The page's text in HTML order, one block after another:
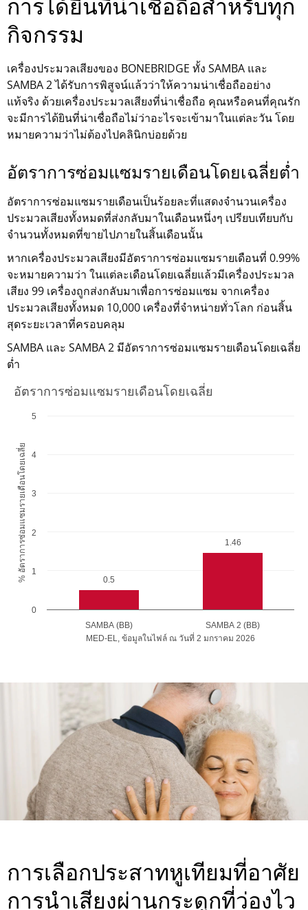
การได้ยินที่น่าเชื่อถือสำหรับทุก
กิจกรรม
เครื่องประมวลเสียงของ BONEBRIDGE ทั้ง SAMBA และ
SAMBA 2 ได้รับการพิสูจน์แล้วว่าให้ความน่าเชื่อถืออย่าง
แท้จริง ด้วยเครื่องประมวลเสียงที่น่าเชื่อถือ คุณหรือคนที่คุณรัก
จะมีการได้ยินที่น่าเชื่อถือไม่ว่าอะไรจะเข้ามาในแต่ละวัน โดย
หมายความว่าไม่ต้องไปคลินิกบ่อยด้วย
อัตราการซ่อมแซมรายเดือนโดยเฉลี่ยต่ำ
อัตราการซ่อมแซมรายเดือนเป็นร้อยละที่แสดงจำนวนเครื่อง
ประมวลเสียงทั้งหมดที่ส่งกลับมาในเดือนหนึ่งๆ เปรียบเทียบกับ
จำนวนทั้งหมดที่ขายไปภายในสิ้นเดือนนั้น
หากเครื่องประมวลเสียงมีอัตราการซ่อมแซมรายเดือนที่ 0.99%
จะหมายความว่า ในแต่ละเดือนโดยเฉลี่ยแล้วมีเครื่องประมวล
เสียง 99 เครื่องถูกส่งกลับมาเพื่อการซ่อมแซม จากเครื่อง
ประมวลเสียงทั้งหมด 10,000 เครื่องที่จำหน่ายทั่วโลก ก่อนสิ้น
สุดระยะเวลาที่ครอบคลุม
SAMBA และ SAMBA 2 มีอัตราการซ่อมแซมรายเดือนโดยเฉลี่ย
ต่ำ
MED-EL, ข้อมูลในไฟล์ ณ วันที่ 2 มกราคม 2026
% อัตราการซ่อมแซมรายเดือนโดยเฉลี่ย
อัตราการซ่อมแซมรายเดือนโดยเฉลี่ย
0.5
1.46
SAMBA (BB) SAMBA 2 (BB)
0
1
2
3
4
5
การเลือกประสาทหูเทียมที่อาศัย
การนำเสียงผ่านกระดูกที่ว่องไว